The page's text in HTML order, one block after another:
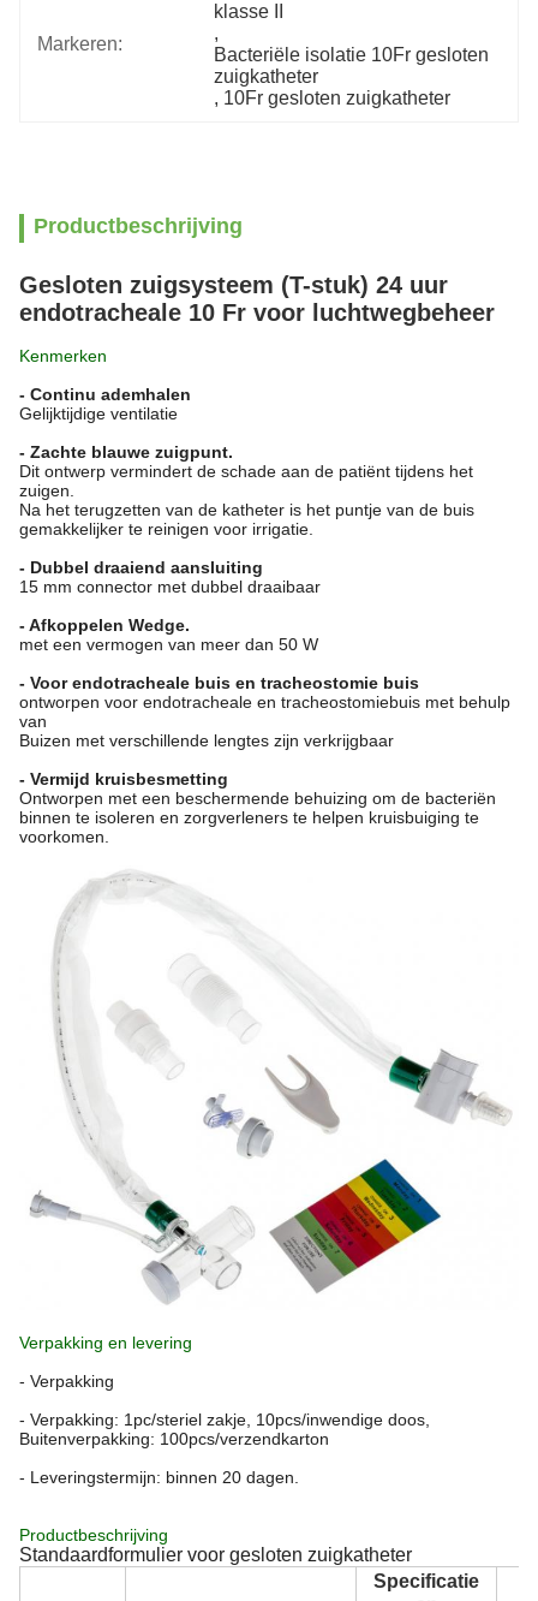
Markeren:
klasse II
,
Bacteriële isolatie 10Fr gesloten
zuigkatheter
, 10Fr gesloten zuigkatheter
Productbeschrijving
Gesloten zuigsysteem (T-stuk) 24 uur
endotracheale 10 Fr voor luchtwegbeheer
Kenmerken
- Continu ademhalen
Gelijktijdige ventilatie
- Zachte blauwe zuigpunt.
Dit ontwerp vermindert de schade aan de patiënt tijdens het
zuigen.
Na het terugzetten van de katheter is het puntje van de buis
gemakkelijker te reinigen voor irrigatie.
- Dubbel draaiend aansluiting
15 mm connector met dubbel draaibaar
- Afkoppelen Wedge.
met een vermogen van meer dan 50 W
- Voor endotracheale buis en tracheostomie buis
ontworpen voor endotracheale en tracheostomiebuis met behulp
van
Buizen met verschillende lengtes zijn verkrijgbaar
- Vermijd kruisbesmetting
Ontworpen met een beschermende behuizing om de bacteriën
binnen te isoleren en zorgverleners te helpen kruisbuiging te
voorkomen.
Verpakking en levering
- Verpakking
- Verpakking: 1pc/steriel zakje, 10pcs/inwendige doos,
Buitenverpakking: 100pcs/verzendkarton
- Leveringstermijn: binnen 20 dagen.
Productbeschrijving
Standaardformulier voor gesloten zuigkatheter
Specificatie